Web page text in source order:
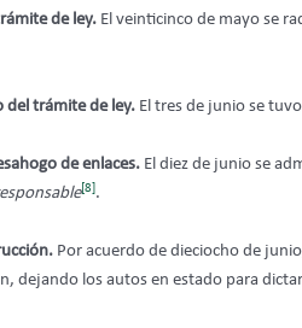
de ley. El veinticinco de mayo se
del trámite de ley. El tres de junio se
de enlaces. El diez de junio se
[8] .
Por acuerdo de dieciocho de
dejando los autos en estado para